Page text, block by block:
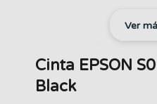
Ver
Cinta EPSON
Black